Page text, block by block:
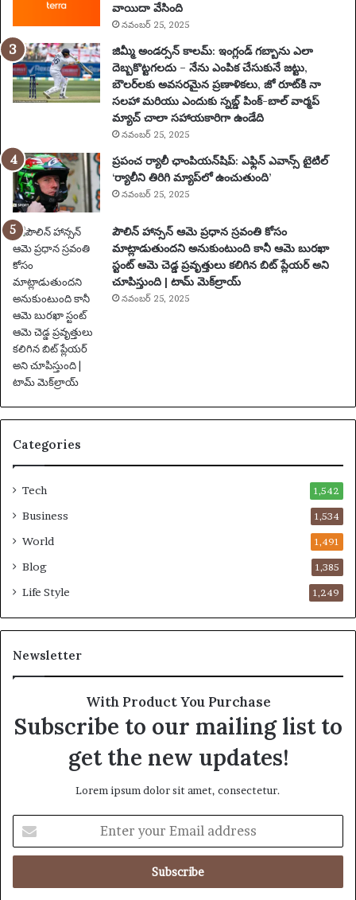
వే
ది
క
లు
యు
ము
ఖ్య
సం
ఘ
ట
న
లు
|
ఫు
ట్‌
బా
ల్
వా
ర్త
వాయిదా వేసింది
నవంబర్ 25, 2025
జిమ్మీ అండర్సన్ కాలమ్: ఇంగ్లండ్ గబ్బాను ఎలా
దెబ్బకొట్టగలదు – నేను ఎంపిక చేసుకునే జట్టు,
బౌలర్‌లకు అవసరమైన ప్రణాళికలు, జో రూట్‌కి నా
సలహా మరియు ఎందుకు స్నబ్డ్ పింక్-బాల్ వార్మప్
మ్యాచ్ చాలా సహాయకారిగా ఉండేది
నవంబర్ 25, 2025
ప్రపంచ ర్యాలీ ఛాంపియన్‌షిప్: ఎఫ్లిన్ ఎవాన్స్ టైటిల్
‘ర్యాలీని తిరిగి మ్యాప్‌లో ఉంచుతుంది’
నవంబర్ 25, 2025
పౌలిన్ హాన్సన్ ఆమె ప్రధాన స్రవంతి కోసం
మాట్లాడుతుందని అనుకుంటుంది కానీ ఆమె బురఖా
స్టంట్ ఆమె చెడ్డ ప్రవృత్తులు కలిగిన బిట్ ప్లేయర్ అని
చూపిస్తుంది | టామ్ మెక్‌ల్రాయ్
నవంబర్ 25, 2025
Categories
Tech 1,542
Business 1,534
World 1,491
Blog 1,385
Life Style 1,249
Newsletter
With Product You Purchase
Subscribe to our mailing list to
get the new updates!
Lorem ipsum dolor sit amet, consectetur.
t
r